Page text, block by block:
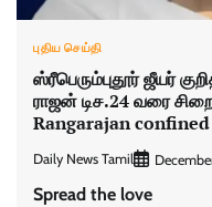
புதிய செய்தி
ஸ்ரீபெரும்​புதூர் ஜீயர்
ராஜன் டிச.24 வரை
Rangarajan
Daily News Tamil
Spread the love